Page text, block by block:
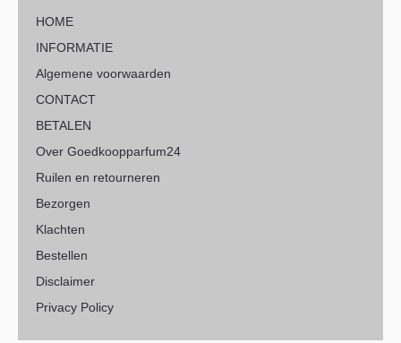
HOME
INFORMATIE
Algemene voorwaarden
CONTACT
BETALEN
Over Goedkoopparfum24
Ruilen en retourneren
Bezorgen
Klachten
Bestellen
Disclaimer
Privacy Policy